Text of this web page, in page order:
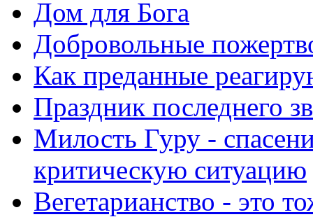
Дом для Бога
Добровольные
Как преданные
Праздник последнего
Милость Гуру -
критическую ситуацию
Вегетарианство - это